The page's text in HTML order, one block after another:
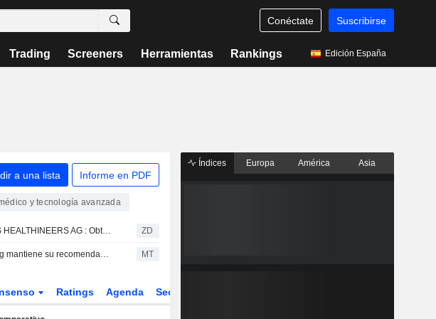
Conéctate Suscribirse
Trading Screeners Herramientas Rankings Edición España
a una lista Informe en PDF
y tecnología avanzada
SIEMENS HEALTHINEERS AG : Obtiene una recomendación de compra de DZ Bank ZD
Berenberg mantiene su recomendación de mantener para Siemens Healthineers tras unos resultados del tercer trimestre fiscal desiguales MT
Ratings Agenda Sector
Índices Europa América Asia